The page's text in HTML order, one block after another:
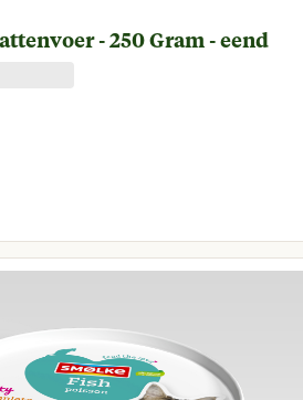
- 250 Gram - eend
€ 3,95
prijs € 3,36